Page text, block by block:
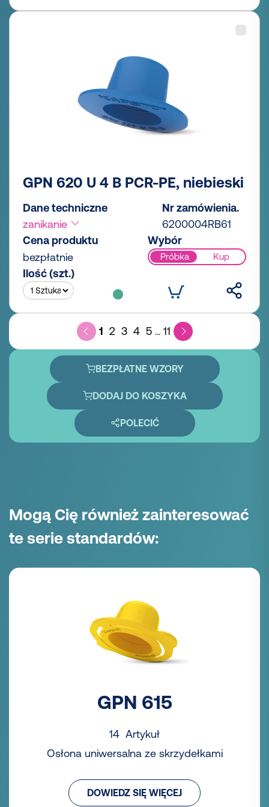
GPN 620 U 4 B PCR-PE, niebieski
Dane techniczne
zanikanie
Nr zamówienia.
6200004RB61
Cena produktu
bezpłatnie
Wybór
Próbka Kup
Ilość (szt.)
1 2 3 4 5 ... 11
BEZPŁATNE WZORY
DODAJ DO KOSZYKA
POLECIĆ
Mogą Cię również zainteresować
te serie standardów:
GPN 615
14 Artykuł
Osłona uniwersalna ze skrzydełkami
DOWIEDZ SIĘ WIĘCEJ